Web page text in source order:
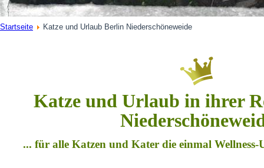
Startseite Katze und Urlaub Berlin Niederschöneweide
Katze und Urlaub in ihrer
... für alle Katzen und Kater die einmal